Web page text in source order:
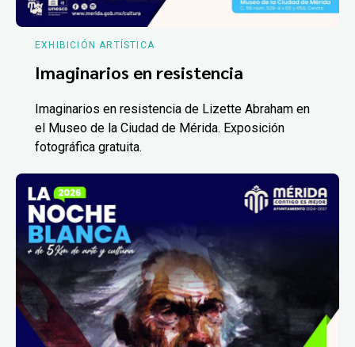
EXHIBICIÓN ARTÍSTICA
Imaginarios en resistencia
Imaginarios en resistencia de Lizette Abraham en
el Museo de la Ciudad de Mérida. Exposición
fotográfica gratuita.